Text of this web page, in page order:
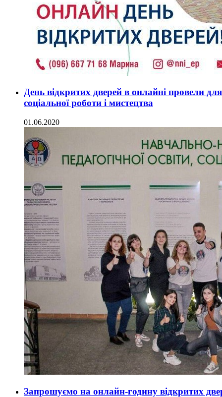
День відкритих дверей в онлайні провели для
соціальної роботи і мистецтва
01.06.2020
Запрошуємо на онлайн-годину відкритих